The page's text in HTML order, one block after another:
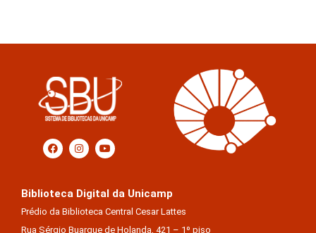
Biblioteca Digital da Unicamp
Prédio da Biblioteca Central Cesar Lattes
Rua Sérgio Buarque de Holanda, 421 – 1º piso